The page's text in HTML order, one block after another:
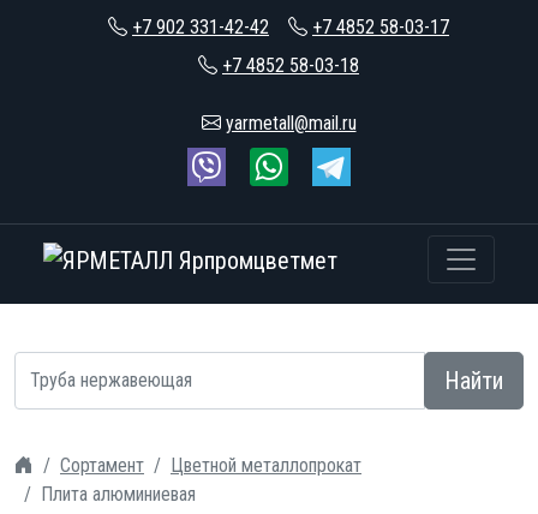
+7 902 331-42-42
+7 4852 58-03-17
+7 4852 58-03-18
yarmetall@mail.ru
Найти
Сортамент
Цветной металлопрокат
Плита алюминиевая